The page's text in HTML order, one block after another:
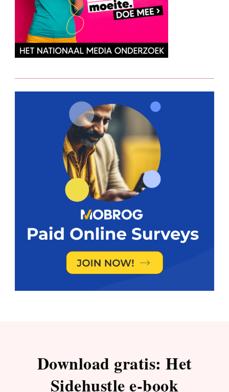
Download gratis: Het
Sidehustle e-book